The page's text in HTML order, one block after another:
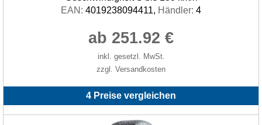
EAN: 4019238094411, Händler: 4
ab 251.92 €
inkl. gesetzl. MwSt.
zzgl. Versandkosten
4 Preise vergleichen